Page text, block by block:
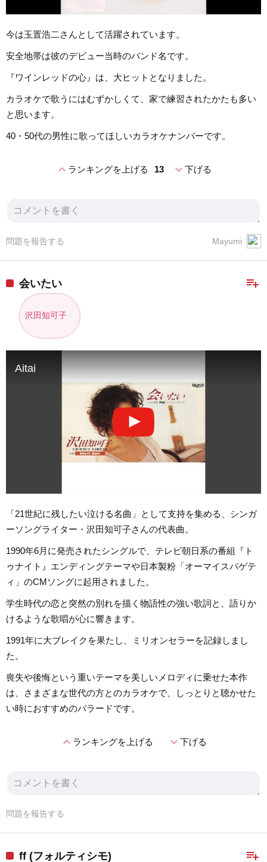
今は玉置浩二さんとして活躍されています。
安全地帯は彼のデビュー当時のバンド名です。
『ワインレッドの心』は、大ヒットとなりました。
カラオケで歌うにはむずかしくて、家で練習されたかたも多い
と思います。
40・50代の男性に歌ってほしいカラオケナンバーです。
expand_lessランキングを上げる 13 expand_more下げる
Mayumi
問題を報告する
playlist_add
会いたい
沢田知可子
Aitai
「21世紀に残したい泣ける名曲」として支持を集める、シンガ
ーソングライター・沢田知可子さんの代表曲。
1990年6月に発売されたシングルで、テレビ朝日系の番組『ト
ゥナイト』エンディングテーマや日本製粉「オーマイスパゲテ
ィ」のCMソングに起用されました。
学生時代の恋と突然の別れを描く物語性の強い歌詞と、語りか
けるような歌唱が心に響きます。
1991年に大ブレイクを果たし、ミリオンセラーを記録しまし
た。
喪失や後悔という重いテーマを美しいメロディに乗せた本作
は、さまざまな世代の方とのカラオケで、しっとりと聴かせた
い時におすすめのバラードです。
expand_lessランキングを上げる expand_more下げる
問題を報告する
playlist_add
ff (フォルティシモ)